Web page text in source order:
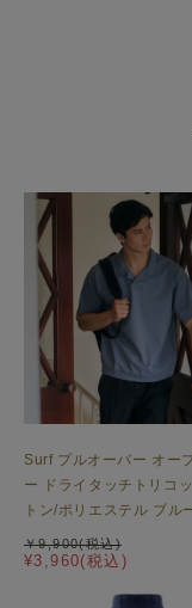
Surf プルオーバー オー
ー ドライタッチトリコ
トン/ポリエステル ブル
¥3,960(税込)
￥9,900(税込)